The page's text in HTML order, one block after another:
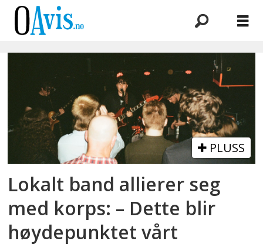
Emne:
æsthetica
PLUSS
Lokalt band allierer seg
med korps: – Dette blir
høydepunktet vårt